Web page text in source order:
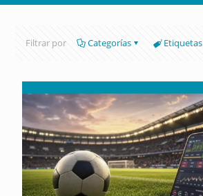
Filtrar por Categorías Etiquetas